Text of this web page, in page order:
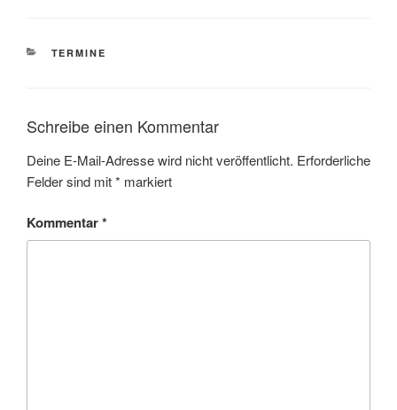
TERMINE
Schreibe einen Kommentar
Deine E-Mail-Adresse wird nicht veröffentlicht. Erforderliche
Felder sind mit* markiert
Kommentar*